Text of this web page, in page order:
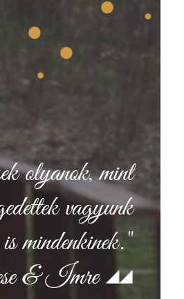
olyanok, mint
vagyunk
mindenkinek."
& Imre